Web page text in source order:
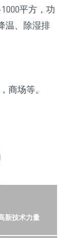
平方，功
温、除湿排
商场等。
新技术力量